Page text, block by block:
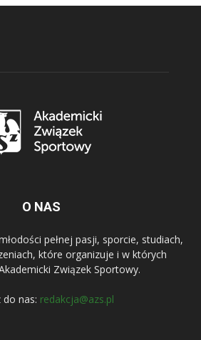
O NAS
pełnej pasji, sporcie, studiach,
które organizuje i w których
Związek Sportowy.
do nas: redakcja@azs.pl